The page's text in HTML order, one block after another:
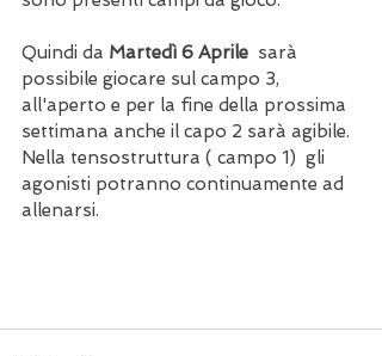
Quindi da Martedì 6 Aprile
  sarà
possibile giocare sul campo 3,
all'aperto e per la fine della prossima
settimana anche il capo 2 sarà agibile.
Nella tensostruttura ( campo 1)  gli
agonisti potranno continuamente ad
allenarsi.